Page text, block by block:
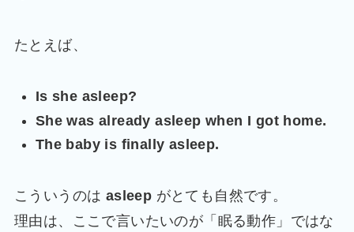
たとえば、
Is she asleep?
She was already asleep when I got home.
The baby is finally asleep.
こういうのは asleep がとても自然です。
理由は、ここで言いたいのが「眠る動作」ではな